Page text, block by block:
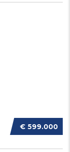
€ 599.000